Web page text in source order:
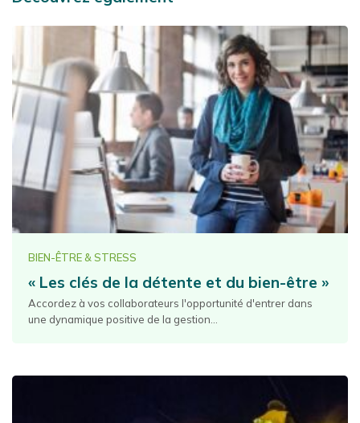
BIEN-ÊTRE & STRESS
« Les clés de la détente et du bien-être »
Accordez à vos collaborateurs l'opportunité d'entrer dans
une dynamique positive de la gestion...